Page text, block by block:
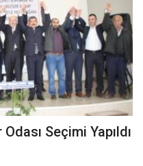
Seçimi Yapıldı